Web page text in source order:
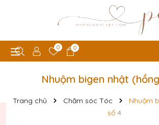
0 0
Nhuộm bigen nhật
Trang chủ Chăm sóc Tóc
Nhuộm
số 4